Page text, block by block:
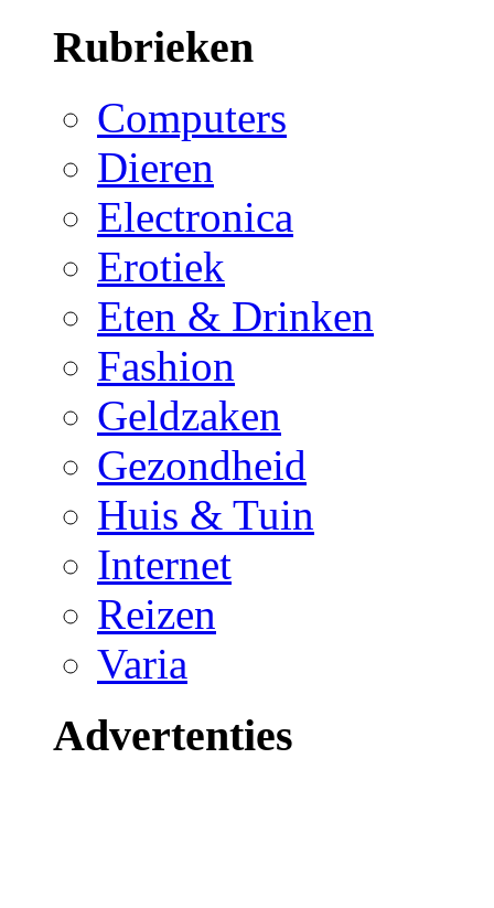
Rubrieken
Computers
Dieren
Electronica
Erotiek
Eten & Drinken
Fashion
Geldzaken
Gezondheid
Huis & Tuin
Internet
Reizen
Varia
Advertenties